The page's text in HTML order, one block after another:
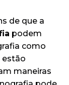
de que a
podem
como
estão
maneiras